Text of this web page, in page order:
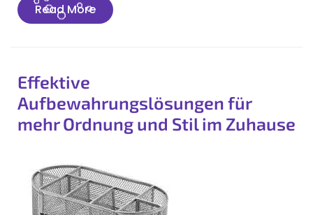
Read MoreRead
More
Effektive
Aufbewahrungslösungen für
mehr Ordnung und Stil im Zuhause